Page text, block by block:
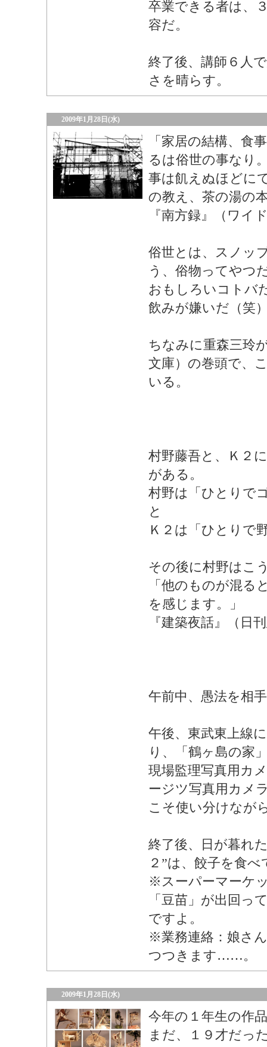
卒業できる者は、
容だ。
終了後、講師６人
さを晴らす。
2009年1月28日(水)
「家居の結構、食
るは俗世の事なり
事は飢えぬほどに
の教え、茶の湯の
『南方録』（ワイ
俗世とは、スノ
う、俗物ってやつ
おもしろいコトバ
飲みが嫌いだ（笑
ちなみに重森三玲
文庫）の巻頭で、
いる。
村野藤吾と、Ｋ２
がある。
村野は「ひとり
と
Ｋ２は「ひとり
その後に村野はこ
「他のものが混る
を感じます。」
『建築夜話』（日
午前中、愚法を相
午後、東武東上線
り、「鶴ヶ島の家
現場監理写真用カ
ージツ写真用カメ
こそ使い分けなが
終了後、日が暮れ
２”は、餃子を食べ
※スーパーマーケ
「豆苗」が出回っ
ですよ。
※業務連絡：娘さ
つつきます……。
2009年1月28日(水)
今年の１年生の作
まだ、１９才だっ